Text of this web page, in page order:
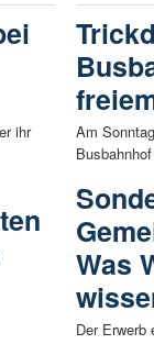
ihr
Am
Was
Der Erwerb